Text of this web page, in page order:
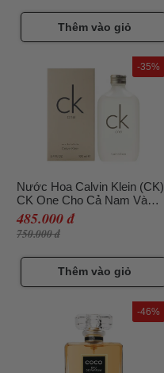
Thêm vào giỏ
Nước Hoa Calvin Klein (CK)
CK One Cho Cả Nam Và
Nữ, 100ml
485.000 đ
750.000 đ
-35%
Thêm vào giỏ
-46%